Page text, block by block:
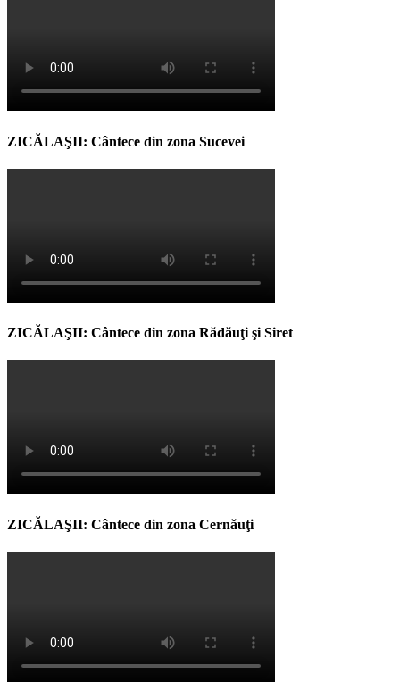
ZICĂLAŞII: Cântece din zona Sucevei
ZICĂLAŞII: Cântece din zona Rădăuţi şi Siret
ZICĂLAŞII: Cântece din zona Cernăuţi